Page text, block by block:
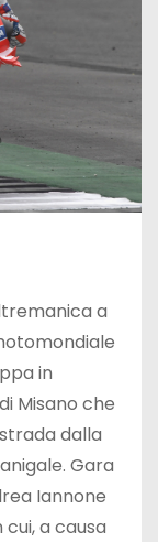
a
in
Misano che
dalla
Gara
Iannone
a causa